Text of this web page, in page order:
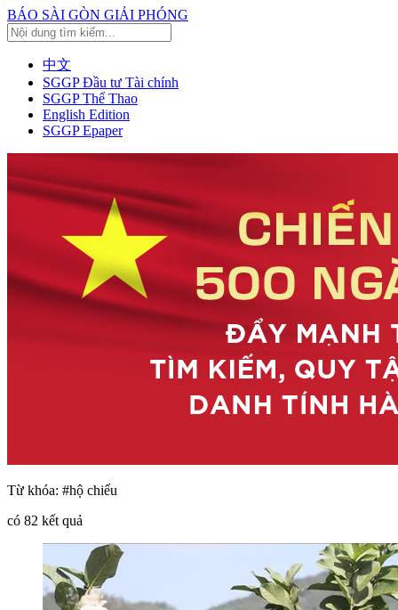
BÁO SÀI GÒN GIẢI PHÓNG
中文
SGGP Đầu tư Tài chính
SGGP Thể Thao
English Edition
SGGP Epaper
Từ khóa: #hộ chiếu
có 82 kết quả